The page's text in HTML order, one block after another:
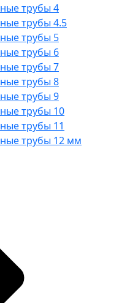
трубы 4
трубы 4.5
трубы 5
трубы 6
трубы 7
трубы 8
трубы 9
трубы 10
трубы 11
трубы 12 мм